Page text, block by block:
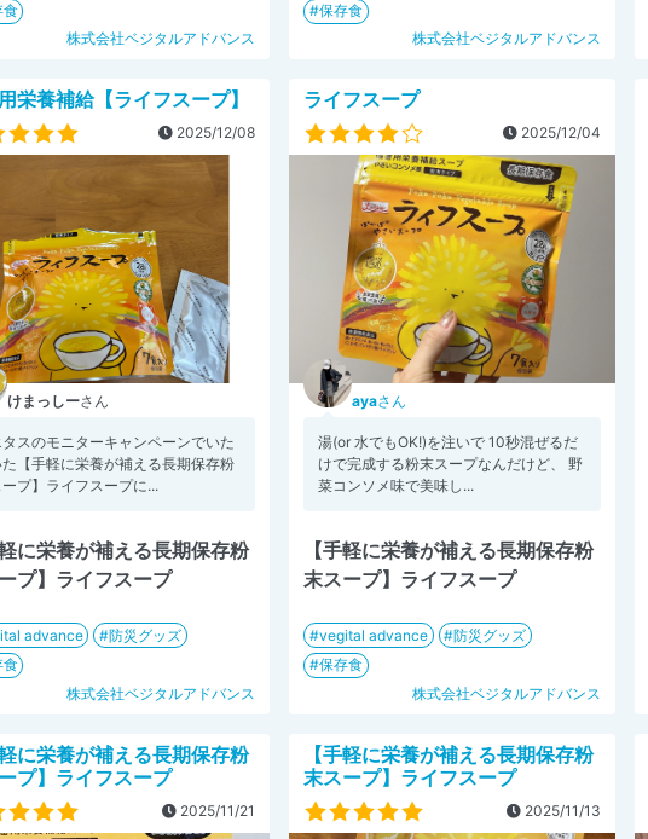
食
株式会社ベジタルアドバンス
保存食
株式会社ベジタルアドバンス
栄養補給【ライフスープ】
2025/12/08
けまっしーさん
スのモニターキャンペーンでいた
【手軽に栄養が補える長期保存粉
プ】ライフスープに...
に栄養が補える長期保存粉
プ】ライフスープ
advance
防災グッズ
食
株式会社ベジタルアドバンス
ライフスープ
2025/12/04
ayaさん
湯(or 水でもOK!)を注いで 10秒混ぜるだ
けで完成する粉末スープなんだけど、 野
菜コンソメ味で美味し...
【手軽に栄養が補える長期保存粉
末スープ】ライフスープ
vegital advance
防災グッズ
保存食
株式会社ベジタルアドバンス
に栄養が補える長期保存粉
プ】ライフスープ
2025/11/21
【手軽に栄養が補える長期保存粉
末スープ】ライフスープ
2025/11/13